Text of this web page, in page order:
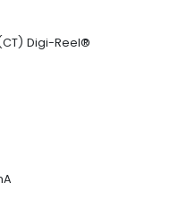
Digi-Reel®